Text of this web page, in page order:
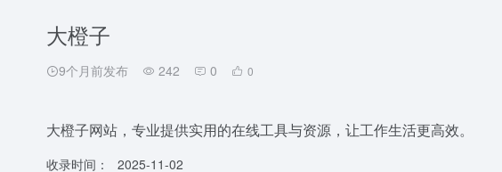
大橙子
9个月前发布 242 0 0
大橙子网站，专业提供实用的在线工具与资源，让工作生活更高效。
收录时间： 2025-11-02